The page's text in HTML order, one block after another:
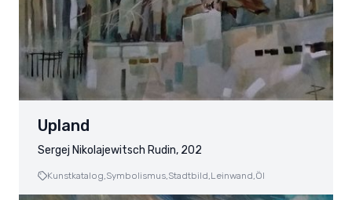
Upland
Sergej Nikolajewitsch Rudin, 202
Kunstkatalog,Symbolismus,Stadtbild,Leinwand,Öl